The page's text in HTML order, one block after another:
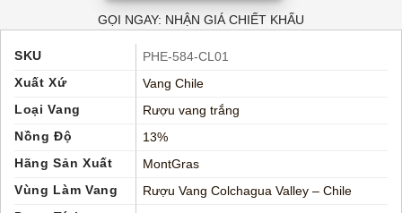
GỌI NGAY: NHẬN GIÁ CHIẾT KHẤU
SKU
PHE-584-CL01
Xuất Xứ
Vang Chile
Loại Vang
Rượu vang trắng
Nồng Độ
13%
Hãng Sản Xuất
MontGras
Vùng Làm Vang
Rượu Vang Colchagua Valley – Chile